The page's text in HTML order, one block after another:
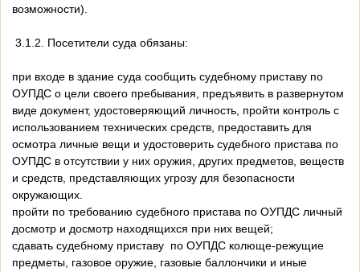
возможности).
3.1.2. Посетители суда обязаны:
при входе в здание суда сообщить судебному приставу по
ОУПДС о цели своего пребывания, предъявить в развернутом
виде документ, удостоверяющий личность, пройти контроль с
использованием технических средств, предоставить для
осмотра личные вещи и удостоверить судебного пристава по
ОУПДС в отсутствии у них оружия, других предметов, веществ
и средств, представляющих угрозу для безопасности
окружающих.
пройти по требованию судебного пристава по ОУПДС личный
досмотр и досмотр находящихся при них вещей;
сдавать судебному приставу по ОУПДС колюще-режущие
предметы, газовое оружие, газовые баллончики и иные